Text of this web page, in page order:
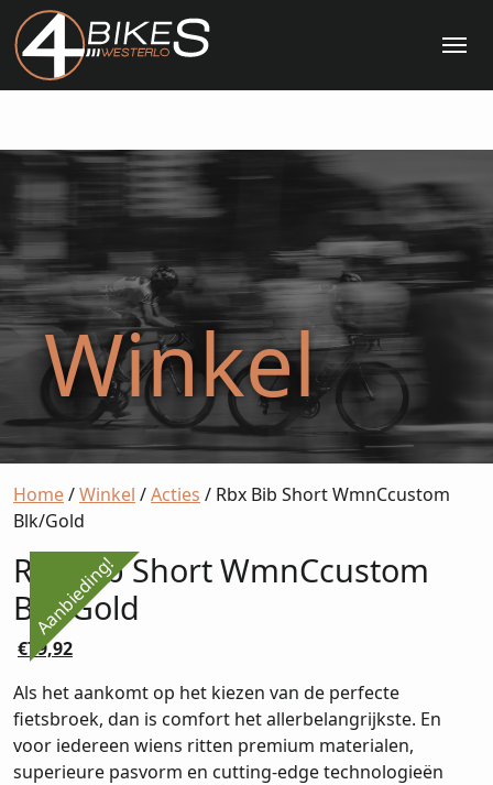
Winkel
Home/Winkel /Acties / Rbx Bib Short WmnCcustom
Blk/Gold
Aanbieding!
Rbx Bib Short WmnCcustom
Blk/Gold
Oorspronkelijke
was:
€99,90.
€79,92Huidige
is:
€79,92.
Als het aankomt op het kiezen van de perfecte
fietsbroek, dan is comfort het allerbelangrijkste. En
voor iedereen wiens ritten premium materialen,
superieure pasvorm en cutting-edge technologieën